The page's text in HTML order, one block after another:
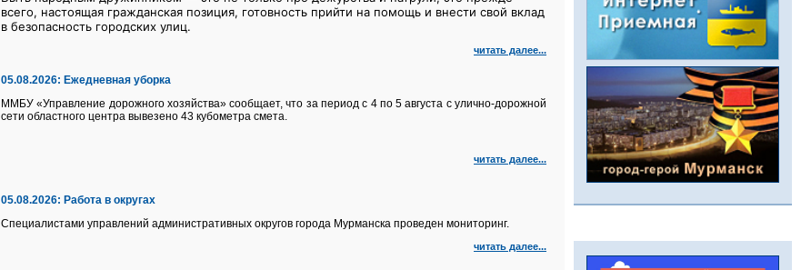
всего, настоящая гражданская позиция, готовность прийти на помощь и внести свой вклад
в безопасность городских улиц.
читать далее...
05.08.2026: Ежедневная уборка
ММБУ «Управление дорожного хозяйства» сообщает, что за период с 4 по 5 августа с улично‑дорожной
сети областного центра вывезено 43 кубометра смета.
читать далее...
05.08.2026: Работа в округах
Специалистами управлений административных округов города Мурманска проведен мониторинг.
читать далее...